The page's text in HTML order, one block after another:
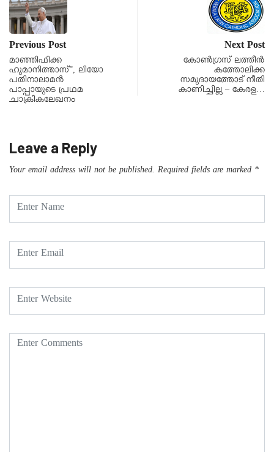
Previous Post
മാഞ്ഞിഫിക്ക
ഹുമാനിത്താസ്”, ലിയോ
പതിനാലാമൻ
പാപ്പായുടെ പ്രഥമ
ചാക്രികലേഖനം
Next Post
കോൺഗ്രസ് ലത്തീൻ
കത്തോലിക്ക
സമുദായത്തോട് നീതി
കാണിച്ചില്ല – കേരള…
Leave a Reply
Your email address will not be published. Required fields are marked *